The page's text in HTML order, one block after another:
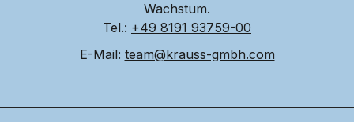
Wachstum.
Tel.: +49 8191 93759-00
E-Mail: team@krauss-gmbh.com